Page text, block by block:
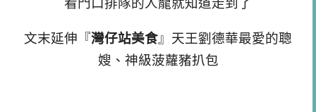
看門口排隊的人龍就知道走到了
文末延伸『灣仔站美食』天王劉德華最愛的聰
嫂、神級菠蘿豬扒包